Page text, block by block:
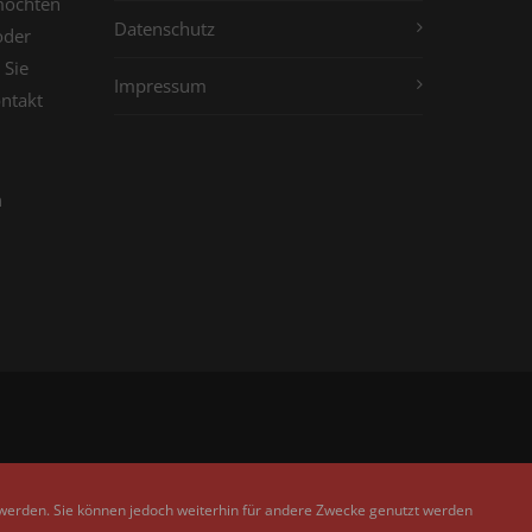
Datenschutz
Impressum
Sie können jedoch weiterhin für andere Zwecke genutzt werden